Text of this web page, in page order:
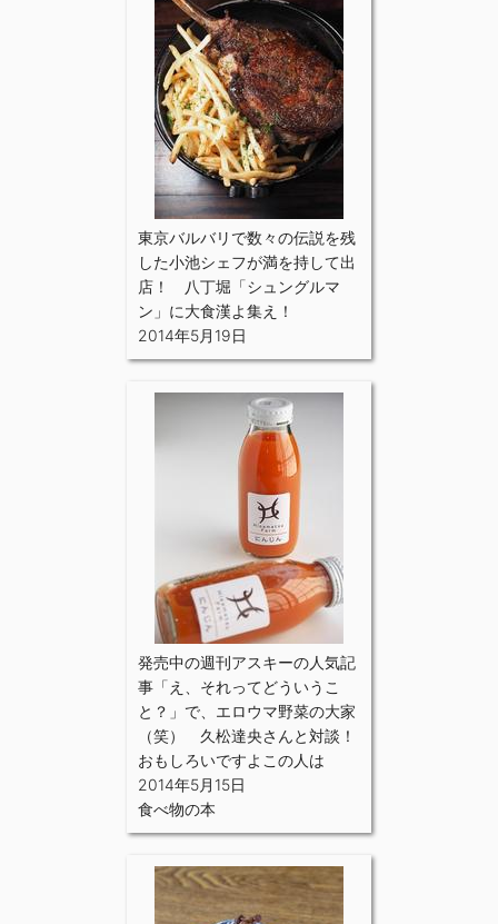
東京バルバリで数々の伝説を残
した小池シェフが満を持して出
店！ 八丁堀「シュングルマ
ン」に大食漢よ集え！
2014年5月19日
発売中の週刊アスキーの人気記
事「え、それってどういうこ
と？」で、エロウマ野菜の大家
（笑） 久松達央さんと対談！
おもしろいですよこの人は
2014年5月15日
食べ物の本